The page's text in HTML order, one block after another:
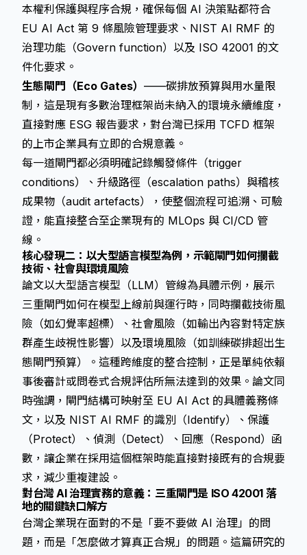
本權利保護與程序合規，確保每個 AI 決策點都符合
EU AI Act 第 9 條風險管理要求、NIST AI RMF 的
治理功能（Govern function）以及 ISO 42001 的文
件化要求。
生態閘門（Eco Gates） ——碳排放預算與用水量限
制，這是現有多數治理框架尚未納入的環境永續維度，
直接對應 ESG 報告要求，對台灣已採用 TCFD 框架
的上市企業具有立即的合規意義。
每一道閘門都必須明確記錄觸發條件（trigger
conditions）、升級路徑（escalation paths）與稽核
成果物（audit artefacts），使整個流程可追溯、可驗
證，能直接整合至企業現有的 MLOps 與 CI/CD 管
線。
核心發現二：以大型語言模型為例，示範閘門如何攔截
技術、社會與環境風險
論文以大型語言模型（LLM）管線為具體示例，展示
三重閘門如何在模型上線前與運行時，同時攔截技術風
險（如幻覺率超標）、社會風險（如輸出內容對特定族
群產生歧視性影響）以及環境風險（如訓練碳排超出生
態閘門預算）。這種跨維度的整合控制，正是單純依賴
事後審計或問卷式合規評估所無法達到的效果。論文同
時強調，閘門結構可映射至 EU AI Act 的具體義務條
文，以及 NIST AI RMF 的識別（Identify）、保護
（Protect）、偵測（Detect）、回應（Respond）函
數，讓企業在採用這個框架時能直接對接既有的合規要
求，減少重複建設。
對台灣 AI 治理實務的意義：三重閘門是 ISO 42001 落
地的關鍵缺口解方
台灣企業現在面對的不是「要不要做 AI 治理」的問
題，而是「怎麼做才算真正合規」的問題。這篇研究的